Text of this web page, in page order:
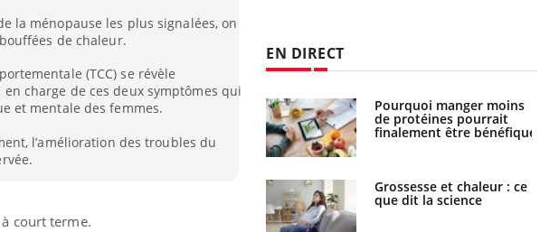
la ménopause les plus signalées, on
de chaleur.
(TCC) se révèle
charge de ces deux symptômes qui
et mentale des femmes.
l’amélioration des troubles du
court terme.
EN DIRECT
Pourquoi manger moins
de protéines pourrait
finalement être bénéfique
Grossesse et chaleur : ce
que dit la science
Mordue par une tique en
vacances, elle reste dans
le coma pendant 42 jours
Mordue par un
barracuda, une petite fille
secourue grâce à un